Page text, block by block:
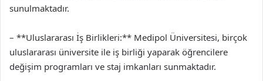
sunulmaktadır.
– **Uluslararası İş Birlikleri:** Medipol Üniversitesi, birçok
uluslararası üniversite ile iş birliği yaparak öğrencilere
değişim programları ve staj imkanları sunmaktadır.